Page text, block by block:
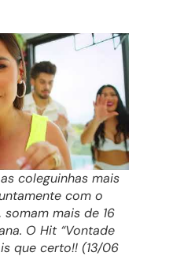
coleguinhas mais
com o
mais de 16
O Hit “Vontade
que certo!! (13/06